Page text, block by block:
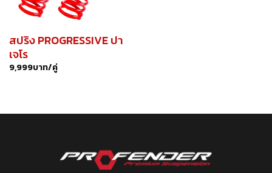
สปริง PROGRESSIVE ปา
เจโร
9,999บาท/คู่